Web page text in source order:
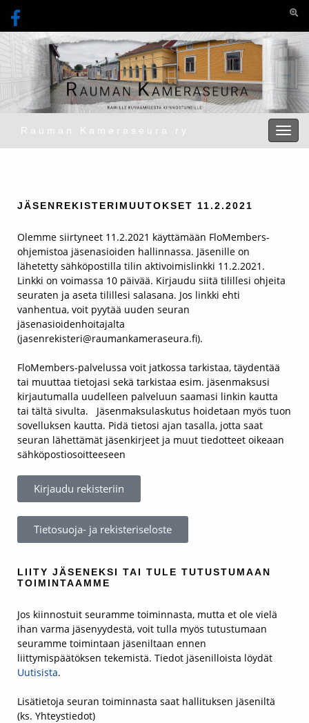
Rauman Kameraseura ry
JÄSENREKISTERIMUUTOKSET 11.2.2021
Olemme siirtyneet 11.2.2021 käyttämään FloMembers-
ohjemistoa jäsenasioiden hallinnassa. Jäsenille on
lähetetty sähköpostilla tilin aktivoimislinkki 11.2.2021.
Linkki on voimassa 10 päivää. Kirjaudu siitä tilillesi ohjeita
seuraten ja aseta tilillesi salasana. Jos linkki ehti
vanhentua, voit pyytää uuden seuran
jäsenasioidenhoitajalta
(jasenrekisteri@raumankameraseura.fi).
FloMembers-palvelussa voit jatkossa tarkistaa, täydentää
tai muuttaa tietojasi sekä tarkistaa esim. jäsenmaksusi
kirjautumalla uudelleen palveluun saamasi linkin kautta
tai tältä sivulta. Jäsenmaksulaskutus hoidetaan myös tuon
sovelluksen kautta. Pidä tietosi ajan tasalla, jotta saat
seuran lähettämät jäsenkirjeet ja muut tiedotteet oikeaan
sähköpostiosoitteeseen
Kirjaudu rekisteriin
Tietosuoja- ja rekisteriseloste
LIITY JÄSENEKSI TAI TULE TUTUSTUMAAN
TOIMINTAAMME
Jos kiinnostuit seuramme toiminnasta, mutta et ole vielä
ihan varma jäsenyydestä, voit tulla myös tutustumaan
seuramme toimintaan jäseniltaan ennen
liittymispäätöksen tekemistä. Tiedot jäsenilloista löydät
Uutisista.
Lisätietoja seuran toiminnasta saat hallituksen jäseniltä
(ks. Yhteystiedot)